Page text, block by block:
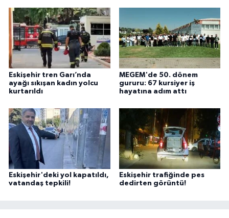
Eskişehir tren Garı’nda
ayağı sıkışan kadın yolcu
kurtarıldı
MEGEM'de 50. dönem
gururu: 67 kursiyer iş
hayatına adım attı
Eskişehir'deki yol kapatıldı,
vatandaş tepkili!
Eskişehir trafiğinde pes
dedirten görüntü!